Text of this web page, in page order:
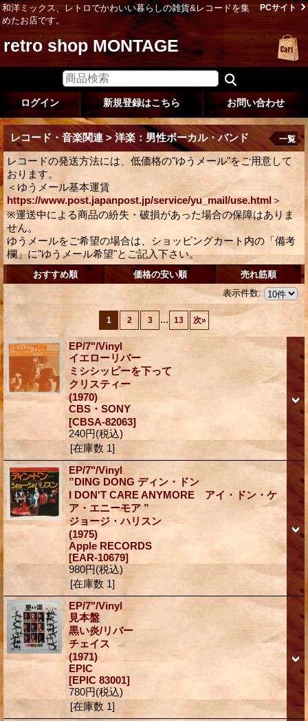
和洋ミックス、レトロでかわいい暮らしの雑貨&レコードを集
めたお店です。
PCサイト
retro shop MONTAGE
ログイン 新規登録はこちら お問い合わせ
レコード・音楽関連 > 洋楽：男性ボーカル・バンド
レコードの発送方法には、低価格の"ゆうメール"をご用意して
おります。
＜ゆうメール基本運賃
https://www.post.japanpost.jp/service/yu_mail/use.html＞
※運送中による商品の紛失・破損があった場合の保障はありま
せん。
ゆうメールをご希望の場合は、ショッピングカート内の「備考
欄」に"ゆうメール希望"とご記入下さい。
一覧
おすすめ順 価格の安い順
売れ筋順
表示件数:
1 2 3 ... 13 次»
EP/7"/Vinyl
イエローリバー
ミシシッピーを下って
クリスティー
(1970)
CBS・SONY
[CBSA-82063]
240円(税込)
[在庫数 1]
EP/7"/Vinyl
”DING DONG ディン・ドン
I DON'T CARE ANYMORE アイ・ドン・ケ
ア・エニーモア ”
ジョージ・ハリスン
(1975)
Apple RECORDS
[EAR-10679]
980円(税込)
[在庫数 1]
EP/7"/Vinyl
見本盤
黒い炎/リバー
チェイス
(1971)
EPIC
[EPIC 83001]
780円(税込)
[在庫数 1]